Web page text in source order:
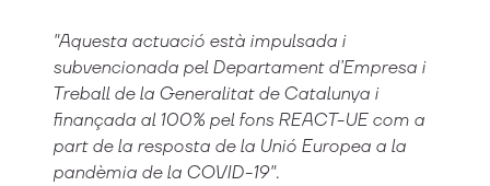
"Aquesta actuació està impulsada i
subvencionada pel Departament d’Empresa i
Treball de la Generalitat de Catalunya i
finançada al 100% pel fons REACT-UE com a
part de la resposta de la Unió Europea a la
pandèmia de la COVID-19".